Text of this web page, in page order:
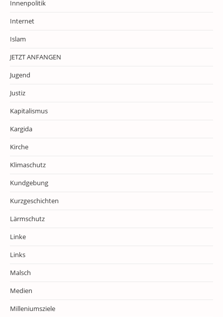
Innenpolitik
Internet
Islam
JETZT ANFANGEN
Jugend
Justiz
Kapitalismus
Kargida
Kirche
Klimaschutz
Kundgebung
Kurzgeschichten
Lärmschutz
Linke
Links
Malsch
Medien
Milleniumsziele